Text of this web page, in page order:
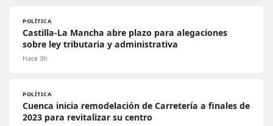
POLÍTICA
Castilla-La Mancha abre plazo para alegaciones
sobre ley tributaria y administrativa
Hace 3h
POLÍTICA
Cuenca inicia remodelación de Carretería a finales de
2023 para revitalizar su centro